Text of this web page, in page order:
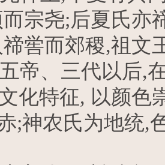
宗尧;后夏氏亦
喾而郊稷,祖文
帝、三代以后,
化特征, 以颜
;神农氏为地统,